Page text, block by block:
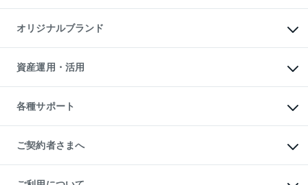
投資用マンション
アパート経営
収益物件
ビル購入（ビル一棟）
投資用不動産の売却査定
事業用不動産の売却査定
マンションライブラリー
人気マンションランキング
暮らしに役立つ不動産メディア
不動産相場・不動産価格情報
不動産コラム・ニュース
不動産用語集
不動産なんでもネット相談室
住まいの税金
オリジナルブランド
一棟リノベーションマンション
L`GENTE（ルジェンテ）
区分リノベーションマンション
投資用一棟レジデンスWELL
不動産小口投資
LEGACIA（レガシア）
資産運用・活用
不動産M&A
アセットマネジメント・出資
各種サポート
相続サポート
リフォームサポート
ご契約者さまへ
ご紹介・再契約特典